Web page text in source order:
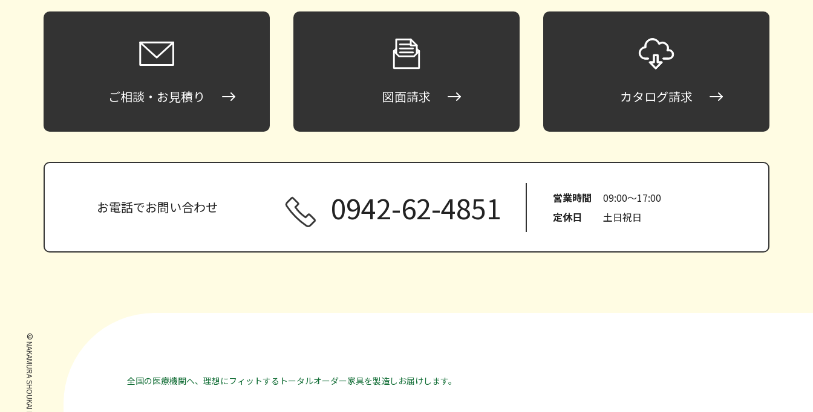
ご相談・お見積り 図面請求 カタログ請求
お電話でお問い合わせ 0942-62-4851 営業時間
09:00～17:00
定休日
土日祝日
全国の医療機関へ、理想にフィットする トータルオーダー家具を製造しお届けします。